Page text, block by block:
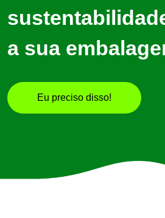
a sua
Eu preciso disso!